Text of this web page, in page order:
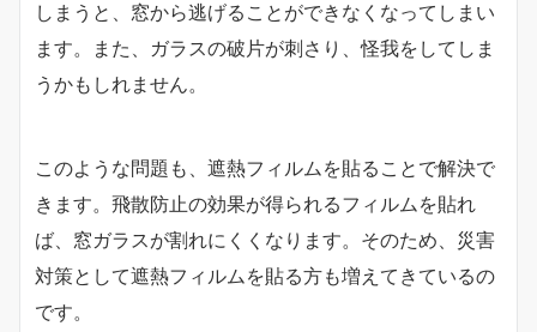
しまうと、窓から逃げることができなくなってしまい
ます。また、ガラスの破片が刺さり、怪我をしてしま
うかもしれません。
このような問題も、遮熱フィルムを貼ることで解決で
きます。飛散防止の効果が得られるフィルムを貼れ
ば、窓ガラスが割れにくくなります。そのため、災害
対策として遮熱フィルムを貼る方も増えてきているの
です。